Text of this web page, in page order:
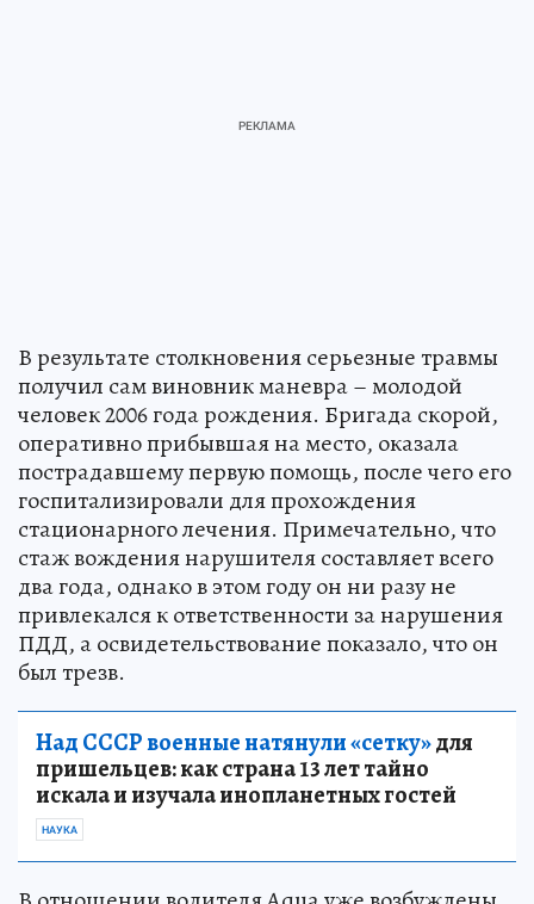
В результате столкновения серьезные травмы
получил сам виновник маневра – молодой
человек 2006 года рождения. Бригада скорой,
оперативно прибывшая на место, оказала
пострадавшему первую помощь, после чего его
госпитализировали для прохождения
стационарного лечения. Примечательно, что
стаж вождения нарушителя составляет всего
два года, однако в этом году он ни разу не
привлекался к ответственности за нарушения
ПДД, а освидетельствование показало, что он
был трезв.
Над СССР военные натянули «сетку»для
пришельцев: как страна 13 лет тайно
искала и изучала инопланетных гостей
НАУКА